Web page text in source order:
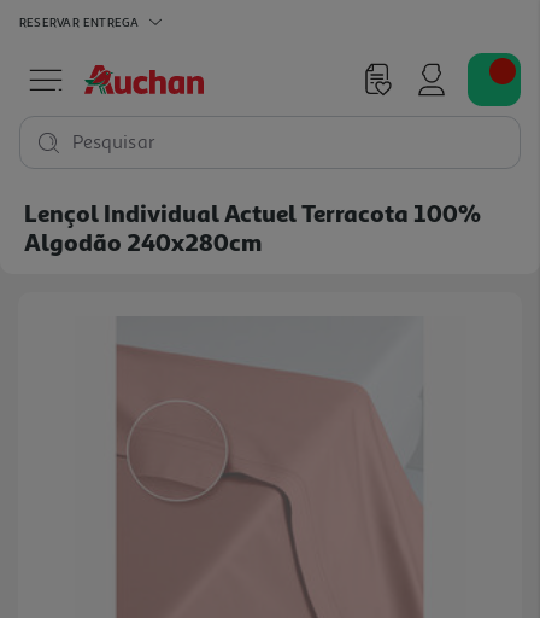
RESERVAR ENTREGA
Pesquisar
Lençol Individual Actuel Terracota 100%
Algodão 240x280cm